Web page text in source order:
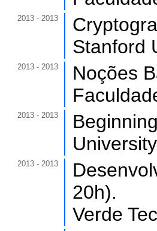
2013 - 2013
Stanford
2013 - 2013
Noções
2013 - 2013
2013 - 2013
20h).
Verde